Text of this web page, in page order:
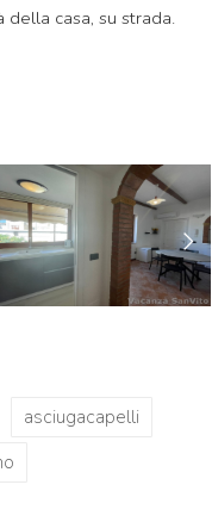
casa, su strada.
asciugacapelli